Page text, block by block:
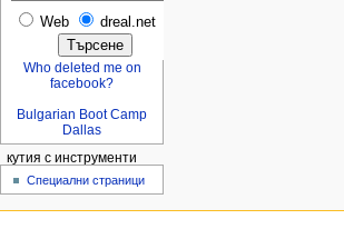
Web dreal.net
Who deleted me on
facebook?
Bulgarian Boot Camp
Dallas
кутия с инструменти
Специални страници